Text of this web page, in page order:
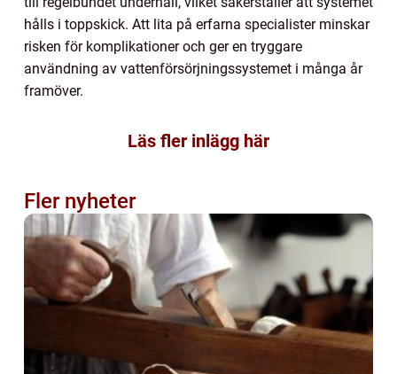
hålls i toppskick. Att lita på erfarna specialister minskar
risken för komplikationer och ger en tryggare
användning av vattenförsörjningssystemet i många år
framöver.
Läs fler inlägg här
Fler nyheter